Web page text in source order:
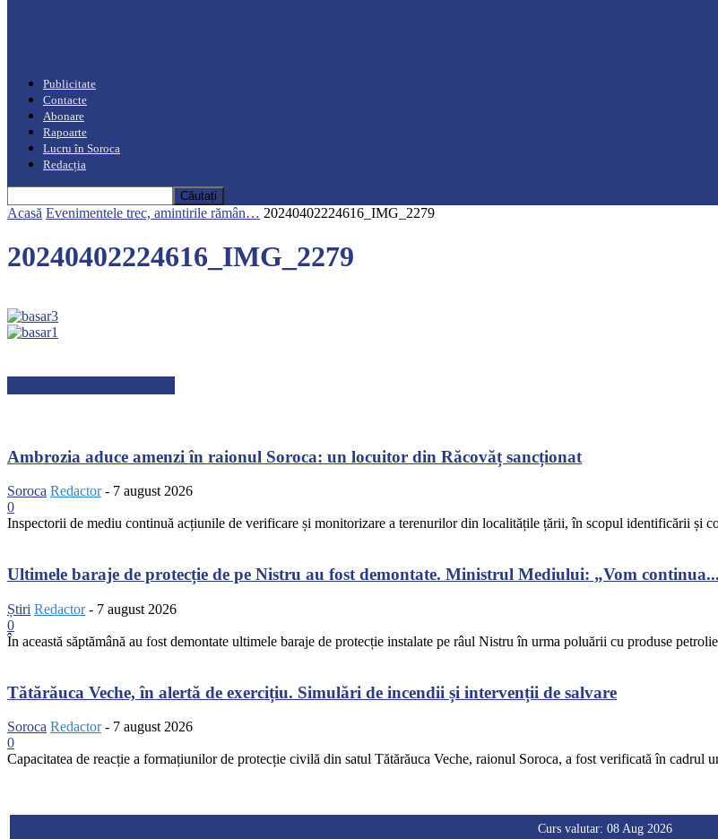
Publicitate
Contacte
Abonare
Rapoarte
Lucru în Soroca
Redacția
Acasă Evenimentele trec, amintirile rămân… 20240402224616_IMG_2279
20240402224616_IMG_2279
Ambrozia aduce amenzi în raionul Soroca: un locuitor din Răcovăț sancționat
Soroca Redactor - 7 august 2026
0
Inspectorii de mediu continuă acțiunile de verificare și monitorizare a terenurilor din localitățile țării, în scopul identificării și
Ultimele baraje de protecție de pe Nistru au fost demontate. Ministrul Mediului: „Vom continua...
Știri Redactor - 7 august 2026
0
În această săptămână au fost demontate ultimele baraje de protecție instalate pe râul Nistru în urma poluării cu produse
Tătărăuca Veche, în alertă de exercițiu. Simulări de incendii și intervenții de salvare
Soroca Redactor - 7 august 2026
0
Capacitatea de reacție a formațiunilor de protecție civilă din satul Tătărăuca Veche, raionul Soroca, a fost verificată în cadrul
Curs valutar: 08 Aug 2026